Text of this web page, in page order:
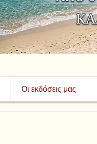
Οι εκδόσεις μας